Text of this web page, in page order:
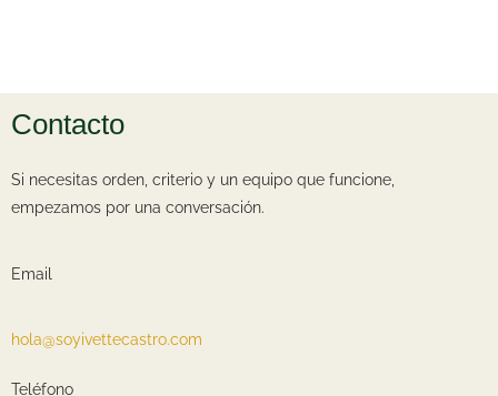
Contacto
Si necesitas orden, criterio y un equipo que funcione,
empezamos por una conversación.
Email
hola@soyivettecastro.com
Teléfono